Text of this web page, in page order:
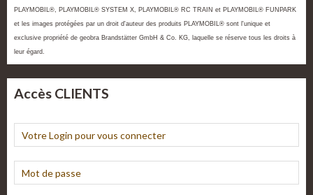
PLAYMOBIL®, PLAYMOBIL® SYSTEM X, PLAYMOBIL® RC TRAIN et PLAYMOBIL® FUNPARK
et les images protégées par un droit d'auteur des produits PLAYMOBIL® sont l'unique et
exclusive propriété de geobra Brandstätter GmbH & Co. KG, laquelle se réserve tous les droits à
leur égard.
Accès CLIENTS